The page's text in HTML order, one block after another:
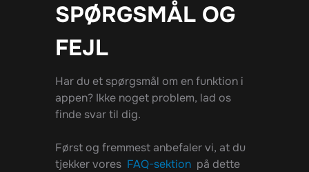
SPØRGSMÅL OG
FEJL
Har du et spørgsmål om en funktion i
appen? Ikke noget problem, lad os
finde svar til dig.
Først og fremmest anbefaler vi, at du
tjekker vores FAQ-sektion på dette